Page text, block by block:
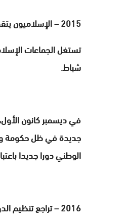
2015 – الإسلاميون يتقدمون
تستغل الجماعات
شباط.
في ديسمبر كانون
جديدة في ظل حكومة
الوطني دورا جديدا
2016 – تراجع تنظيم الدولة الإسلامية